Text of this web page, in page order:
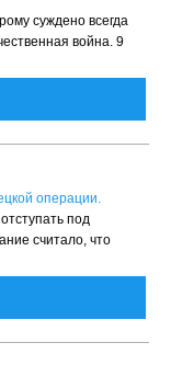
суждено всегда
война. 9
операции.
под
считало, что